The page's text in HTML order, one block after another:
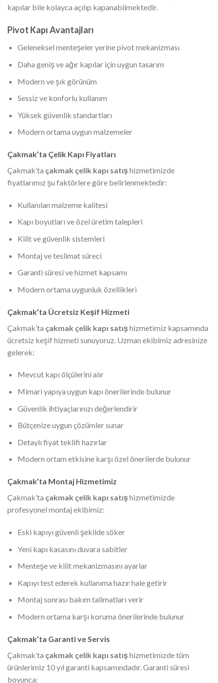
kapılar bile kolayca açılıp kapanabilmektedir.
Pivot Kapı Avantajları
Geleneksel menteşeler yerine pivot mekanizması
Daha geniş ve ağır kapılar için uygun tasarım
Modern ve şık görünüm
Sessiz ve konforlu kullanım
Yüksek güvenlik standartları
Modern ortama uygun malzemeler
Çakmak’ta Çelik Kapı Fiyatları
Çakmak’ta çakmak çelik kapı satışhizmetimizde
fiyatlarımız şu faktörlere göre belirlenmektedir:
Kullanılan malzeme kalitesi
Kapı boyutları ve özel üretim talepleri
Kilit ve güvenlik sistemleri
Montaj ve teslimat süreci
Garanti süresi ve hizmet kapsamı
Modern ortama uygunluk özellikleri
Çakmak’ta Ücretsiz Keşif Hizmeti
Çakmak’ta çakmak çelik kapı satışhizmetimiz kapsamında
ücretsiz keşif hizmeti sunuyoruz. Uzman ekibimiz adresinize
gelerek:
Mevcut kapı ölçülerini alır
Mimari yapıya uygun kapı önerilerinde bulunur
Güvenlik ihtiyaçlarınızı değerlendirir
Bütçenize uygun çözümler sunar
Detaylı fiyat teklifi hazırlar
Modern ortam etkisine karşı özel önerilerde bulunur
Çakmak’ta Montaj Hizmetimiz
Çakmak’ta çakmak çelik kapı satışhizmetimizde
profesyonel montaj ekibimiz:
Eski kapıyı güvenli şekilde söker
Yeni kapı kasasını duvara sabitler
Menteşe ve kilit mekanizmasını ayarlar
Kapıyı test ederek kullanıma hazır hale getirir
Montaj sonrası bakım talimatları verir
Modern ortama karşı koruma önerilerinde bulunur
Çakmak’ta Garanti ve Servis
Çakmak’ta çakmak çelik kapı satışhizmetimizde tüm
ürünlerimiz 10 yıl garanti kapsamındadır. Garanti süresi
boyunca: